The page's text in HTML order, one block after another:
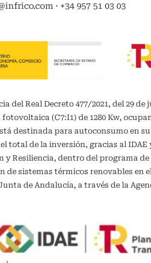
· +34 957 51 03 03
del Real Decreto 477/2021, del 29
(C7:I1) de 1280 Kw,
destinada para autoconsumo en
total de la inversión, gracias al
Resiliencia, dentro del programa
sistemas térmicos renovables en
de Andalucía, a través de la